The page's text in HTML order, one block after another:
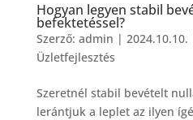
Hogyan legyen stabil
befektetéssel?
Szerző: admin | 2024.10.10.
Üzletfejlesztés
Szeretnél stabil bevételt
lerántjuk a leplet az ilyen